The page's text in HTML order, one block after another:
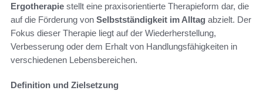
Ergotherapie stellt eine praxisorientierte Therapieform dar, die
auf die Förderung von Selbstständigkeit im Alltag abzielt. Der
Fokus dieser Therapie liegt auf der Wiederherstellung,
Verbesserung oder dem Erhalt von Handlungsfähigkeiten in
verschiedenen Lebensbereichen.
Definition und Zielsetzung